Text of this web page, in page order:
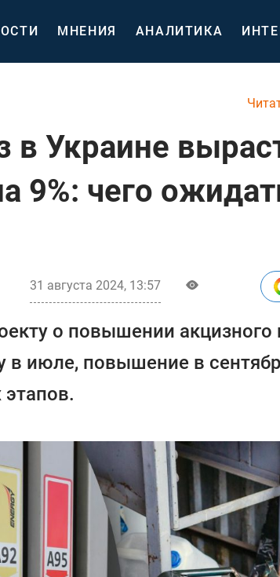
МНЕНИЯ АНАЛИТИКА
в Украине
9%: чего
31 августа 2024, 13:57
о повышении акцизного
в июле, повышение в